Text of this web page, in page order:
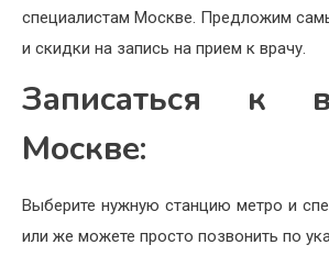
специалистам Москве. Предложим
и скидки на запись на прием к врачу.
Записаться к
Москве:
Выберите нужную станцию метро и
или же можете просто позвонить по